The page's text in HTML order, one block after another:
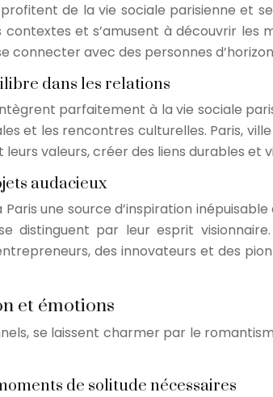
de la vie sociale parisienne et
et s’amusent à découvrir
connecter avec des personnes
dans les relations
parfaitement à la vie sociale
et les rencontres culturelles. Paris,
valeurs, créer des liens durables et
audacieux
une source d’inspiration
distinguent par leur esprit
des innovateurs et des
et émotions
se laissent charmer par le
de solitude nécessaires